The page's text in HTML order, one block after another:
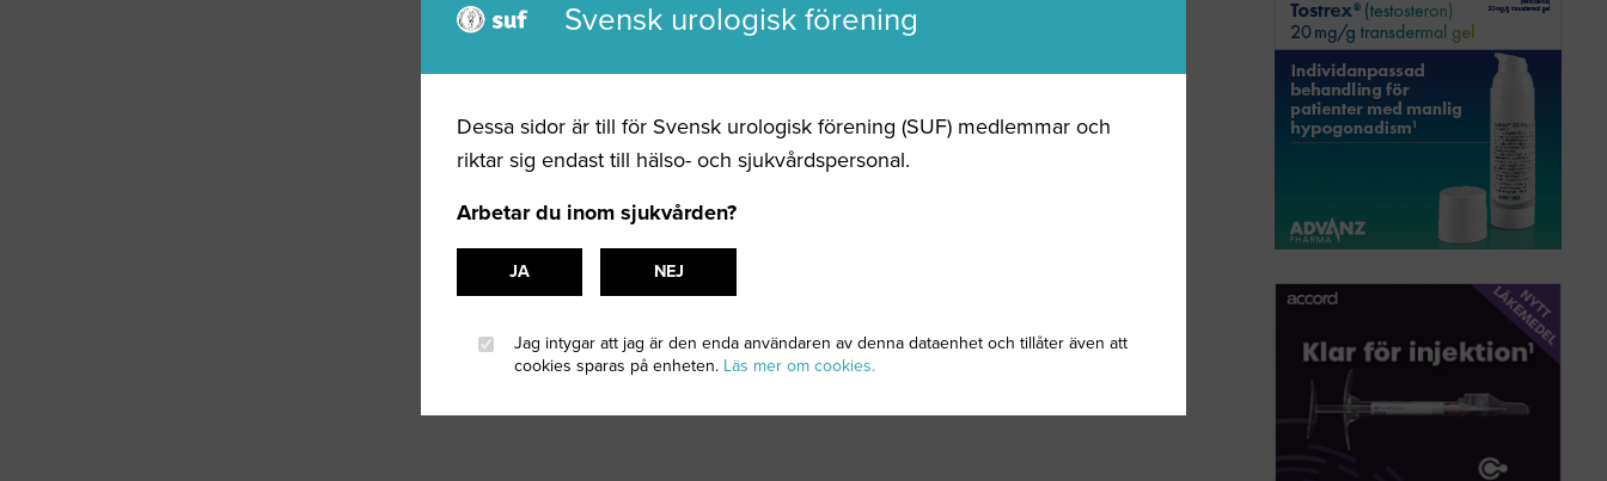
Svensk urologisk förening
Dessa sidor är till för Svensk urologisk förening (SUF) medlemmar och
riktar sig endast till hälso- och sjukvårdspersonal.
Arbetar du inom sjukvården?
JA NEJ
Jag intygar att jag är den enda användaren av denna dataenhet och tillåter även att
cookies sparas på enheten. Läs mer om cookies.